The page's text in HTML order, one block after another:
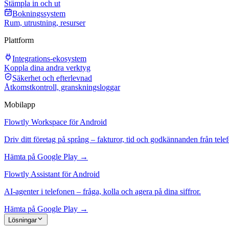
Stämpla in och ut
Bokningssystem
Rum, utrustning, resurser
Plattform
Integrations-ekosystem
Koppla dina andra verktyg
Säkerhet och efterlevnad
Åtkomstkontroll, granskningsloggar
Mobilapp
Flowtly Workspace för Android
Driv ditt företag på språng – fakturor, tid och godkännanden från
Hämta på Google Play →
Flowtly Assistant för Android
AI-agenter i telefonen – fråga, kolla och agera på dina siffror.
Hämta på Google Play →
Lösningar